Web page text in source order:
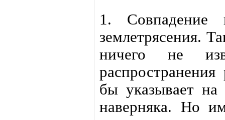
1. Совпадение
землетрясения.
ничего не
бы указывает
наверняка. Но